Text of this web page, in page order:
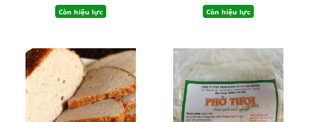
Còn hiệu lực Còn hiệu lực